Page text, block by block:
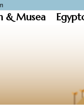
& Musea